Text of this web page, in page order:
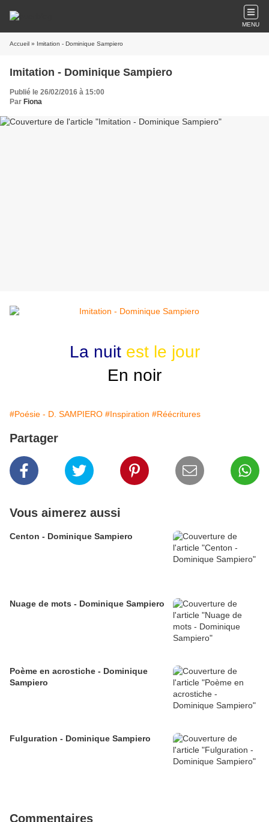
MENU
Accueil » Imitation - Dominique Sampiero
Imitation - Dominique Sampiero
Publié le 26/02/2016 à 15:00
Par Fiona
La nuit est le jour
En noir
#Poésie - D. SAMPIERO #Inspiration #Réécritures
Partager
Vous aimerez aussi
Centon - Dominique Sampiero
Nuage de mots - Dominique Sampiero
Poème en acrostiche - Dominique
Sampiero
Fulguration - Dominique Sampiero
Commentaires